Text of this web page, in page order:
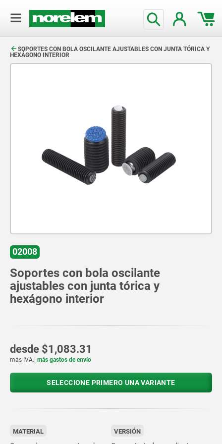
SOPORTES CON BOLA OSCILANTE AJUSTABLES CON JUNTA TÓRICA Y
HEXÁGONO INTERIOR
02008
Soportes con bola oscilante
ajustables con junta tórica y
hexágono interior
desde $1,083.31
más IVA. más gastos de envío
SELECCIONE PRIMERO UNA VARIANTE
MATERIAL VERSIÓN